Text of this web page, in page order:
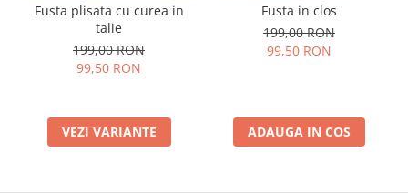
Fusta plisata cu curea in
talie
199,00 RON
99,50 RON
VEZI VARIANTE
Fusta in clos
199,00 RON
99,50 RON
ADAUGA IN COS